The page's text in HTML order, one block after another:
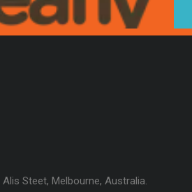
Steet, Melbourne, Australia.